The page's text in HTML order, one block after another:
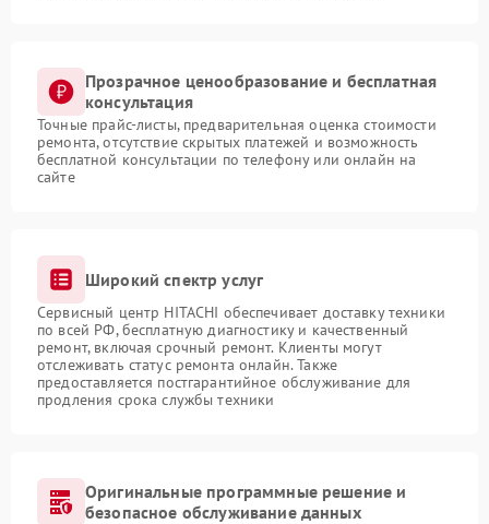
Прозрачное ценообразование и бесплатная
консультация
Точные прайс-листы, предварительная оценка стоимости
ремонта, отсутствие скрытых платежей и возможность
бесплатной консультации по телефону или онлайн на
сайте
Широкий спектр услуг
Сервисный центр HITACHI обеспечивает доставку техники
по всей РФ, бесплатную диагностику и качественный
ремонт, включая срочный ремонт. Клиенты могут
отслеживать статус ремонта онлайн. Также
предоставляется постгарантийное обслуживание для
продления срока службы техники
Оригинальные программные решение и
безопасное обслуживание данных